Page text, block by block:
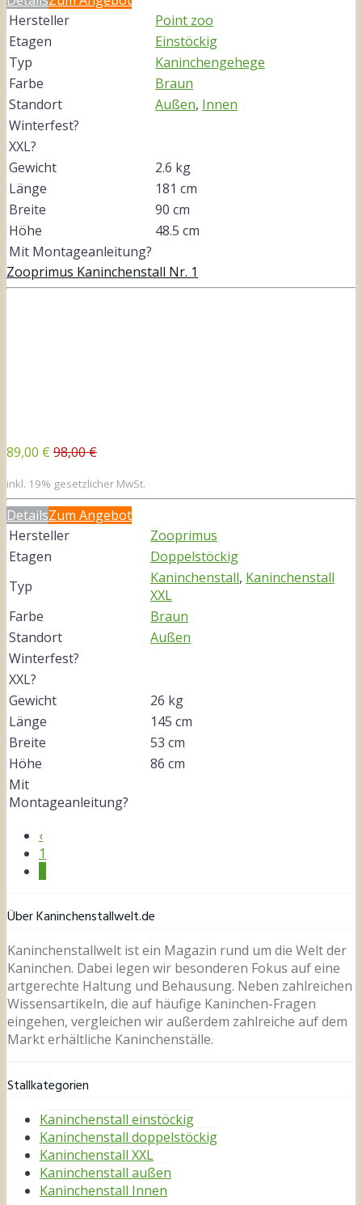
Hersteller
Point zoo
Etagen
Einstöckig
Typ
Kaninchengehege
Farbe
Braun
Standort
Außen, Innen
Winterfest?
XXL?
Gewicht
2.6 kg
Länge
181 cm
Breite
90 cm
Höhe
48.5 cm
Mit Montageanleitung?
Zooprimus Kaninchenstall Nr. 1
89,00 € 98,00 €
inkl. 19% gesetzlicher MwSt.
DetailsZum Angebot
Hersteller
Zooprimus
Etagen
Doppelstöckig
Typ
Kaninchenstall, Kaninchenstall
XXL
Farbe
Braun
Standort
Außen
Winterfest?
XXL?
Gewicht
26 kg
Länge
145 cm
Breite
53 cm
Höhe
86 cm
Mit
Montageanleitung?
‹
1
Über Kaninchenstallwelt.de
Kaninchenstallwelt ist ein Magazin rund um die Welt der
Kaninchen. Dabei legen wir besonderen Fokus auf eine
artgerechte Haltung und Behausung. Neben zahlreichen
Wissensartikeln, die auf häufige Kaninchen-Fragen
eingehen, vergleichen wir außerdem zahlreiche auf dem
Markt erhältliche Kaninchenställe.
Stallkategorien
Kaninchenstall einstöckig
Kaninchenstall doppelstöckig
Kaninchenstall XXL
Kaninchenstall außen
Kaninchenstall Innen